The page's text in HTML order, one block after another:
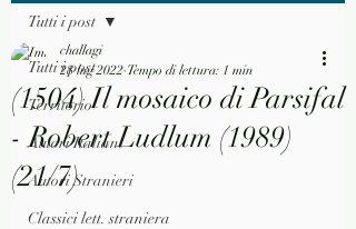
Tutti i post
Territorio
Autori Italiani
Autori Stranieri
Classici lett. straniera
Tutti i post
(1504) Il mosaico di Parsifal
- Robert Ludlum (1989)
(21/7)
challagi
28 lug 2022 Tempo di lettura: 1 min